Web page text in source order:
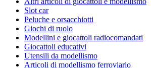
Slot car
Peluche e orsacchiotti
Giochi di ruolo
Modellini e giocattoli radiocomandati
Giocattoli educativi
Utensili da modellismo
Articoli di modellismo ferroviario